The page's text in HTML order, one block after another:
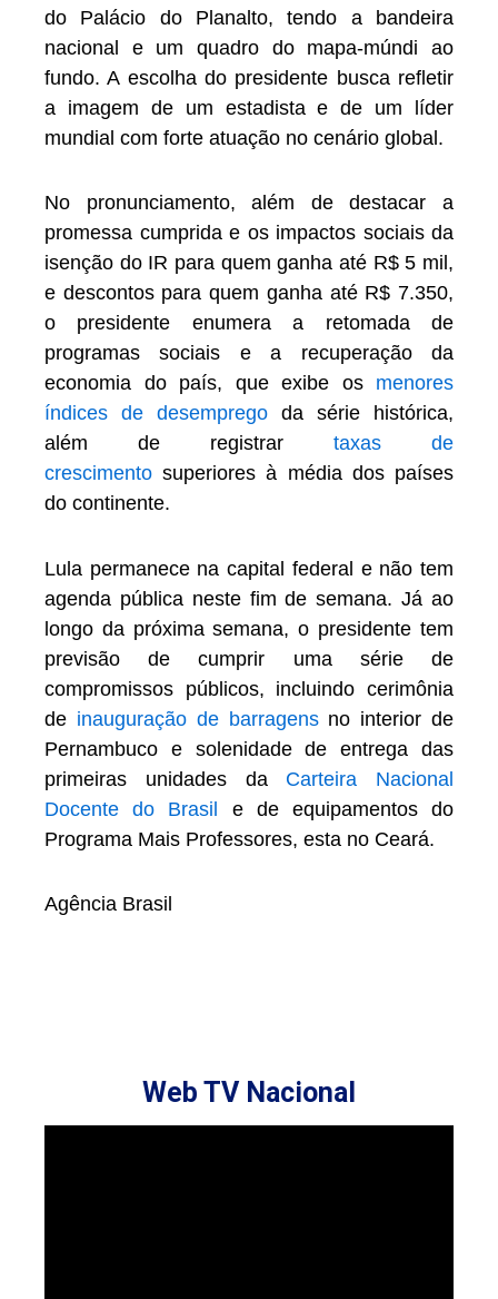
do Palácio do Planalto, tendo a bandeira
nacional e um quadro do mapa-múndi ao
fundo. A escolha do presidente busca refletir
a imagem de um estadista e de um líder
mundial com forte atuação no cenário global.
No pronunciamento, além de destacar a
promessa cumprida e os impactos sociais da
isenção do IR para quem ganha até R$ 5 mil,
e descontos para quem ganha até R$ 7.350,
o presidente enumera a retomada de
programas sociais e a recuperação da
economia do país, que exibe os menores
índices de desemprego da série histórica,
além de registrar taxas de
crescimento superiores à média dos países
do continente.
Lula permanece na capital federal e não tem
agenda pública neste fim de semana. Já ao
longo da próxima semana, o presidente tem
previsão de cumprir uma série de
compromissos públicos, incluindo cerimônia
de inauguração de barragensno interior de
Pernambuco e solenidade de entrega das
primeiras unidades da Carteira Nacional
Docente do Brasil e de equipamentos do
Programa Mais Professores, esta no Ceará.
Agência Brasil
Web TV Nacional